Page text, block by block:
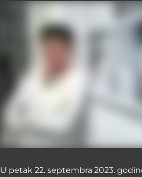
U petak 22. septembra 2023.